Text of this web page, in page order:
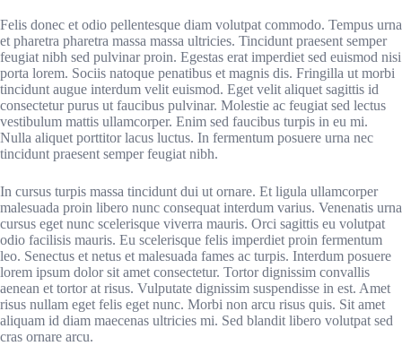
Felis donec et odio pellentesque diam volutpat commodo. Tempus urna
et pharetra pharetra massa massa ultricies. Tincidunt praesent semper
feugiat nibh sed pulvinar proin. Egestas erat imperdiet sed euismod nisi
porta lorem. Sociis natoque penatibus et magnis dis. Fringilla ut morbi
tincidunt augue interdum velit euismod. Eget velit aliquet sagittis id
consectetur purus ut faucibus pulvinar. Molestie ac feugiat sed lectus
vestibulum mattis ullamcorper. Enim sed faucibus turpis in eu mi.
Nulla aliquet porttitor lacus luctus. In fermentum posuere urna nec
tincidunt praesent semper feugiat nibh.
In cursus turpis massa tincidunt dui ut ornare. Et ligula ullamcorper
malesuada proin libero nunc consequat interdum varius. Venenatis urna
cursus eget nunc scelerisque viverra mauris. Orci sagittis eu volutpat
odio facilisis mauris. Eu scelerisque felis imperdiet proin fermentum
leo. Senectus et netus et malesuada fames ac turpis. Interdum posuere
lorem ipsum dolor sit amet consectetur. Tortor dignissim convallis
aenean et tortor at risus. Vulputate dignissim suspendisse in est. Amet
risus nullam eget felis eget nunc. Morbi non arcu risus quis. Sit amet
aliquam id diam maecenas ultricies mi. Sed blandit libero volutpat sed
cras ornare arcu.